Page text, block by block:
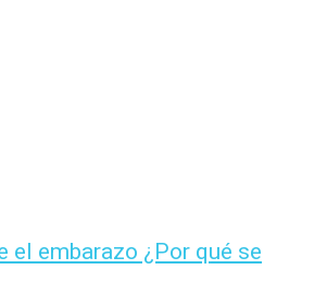
el embarazo ¿Por qué se